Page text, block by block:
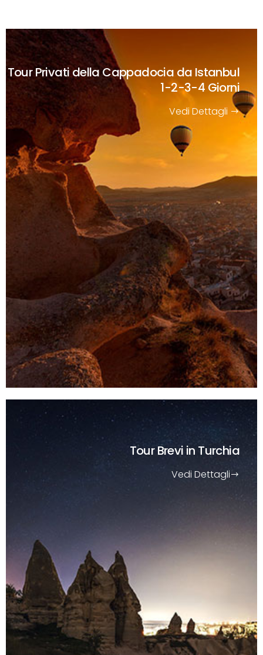
Tour Privati della Cappadocia da Istanbul
1-2-3-4 Giorni
Vedi Dettagli
Tour Brevi in Turchia
Vedi Dettagli